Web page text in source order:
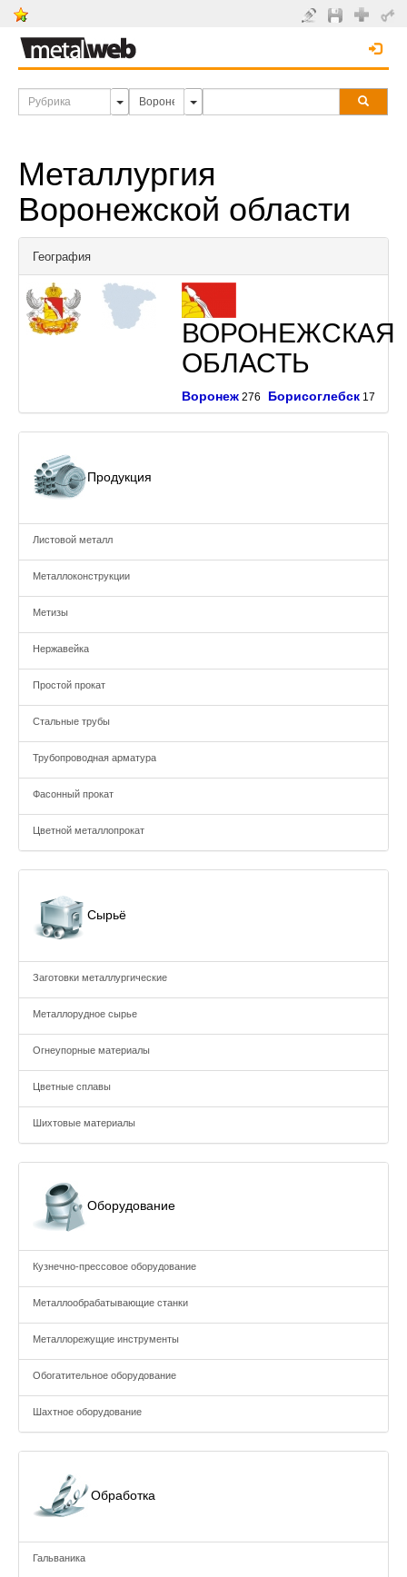
Металлургия
Воронежской области
География
ВОРОНЕЖСКАЯ
ОБЛАСТЬ
Воронеж 276 Борисоглебск 17
Продукция
Листовой металл
Металлоконструкции
Метизы
Нержавейка
Простой прокат
Стальные трубы
Трубопроводная арматура
Фасонный прокат
Цветной металлопрокат
Сырьё
Заготовки металлургические
Металлорудное сырье
Огнеупорные материалы
Цветные сплавы
Шихтовые материалы
Оборудование
Кузнечно-прессовое оборудование
Металлообрабатывающие станки
Металлорежущие инструменты
Обогатительное оборудование
Шахтное оборудование
Обработка
Гальваника